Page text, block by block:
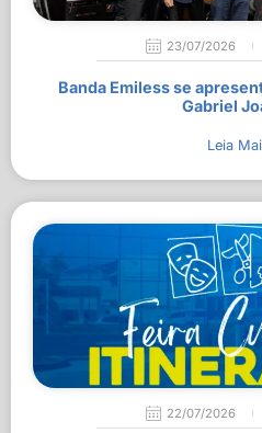
23/07/2026
Banda Emiless se
Gabriel
Leia
22/07/2026